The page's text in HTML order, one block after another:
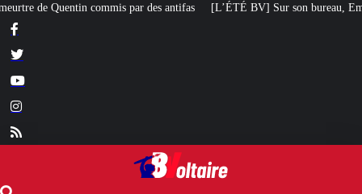
par des antifas [L’ÉTÉ BV] Sur son bureau, Emmanuel Macron a